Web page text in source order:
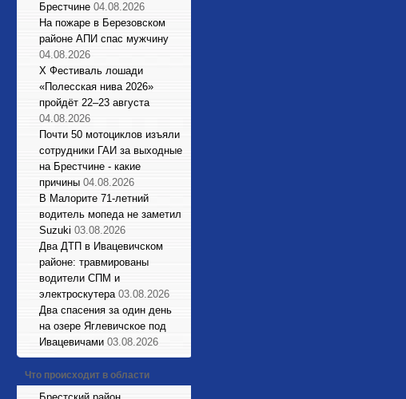
Брестчине 04.08.2026
На пожаре в Березовском
районе АПИ спас мужчину
04.08.2026
X Фестиваль лошади
«Полесская нива 2026»
пройдёт 22–23 августа
04.08.2026
Почти 50 мотоциклов изъяли
сотрудники ГАИ за выходные
на Брестчине - какие
причины 04.08.2026
В Малорите 71-летний
водитель мопеда не заметил
Suzuki 03.08.2026
Два ДТП в Ивацевичском
районе: травмированы
водители СПМ и
электроскутера 03.08.2026
Два спасения за один день
на озере Яглевичское под
Ивацевичами 03.08.2026
Что происходит в области